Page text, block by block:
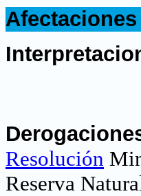
Resolución
Reserva